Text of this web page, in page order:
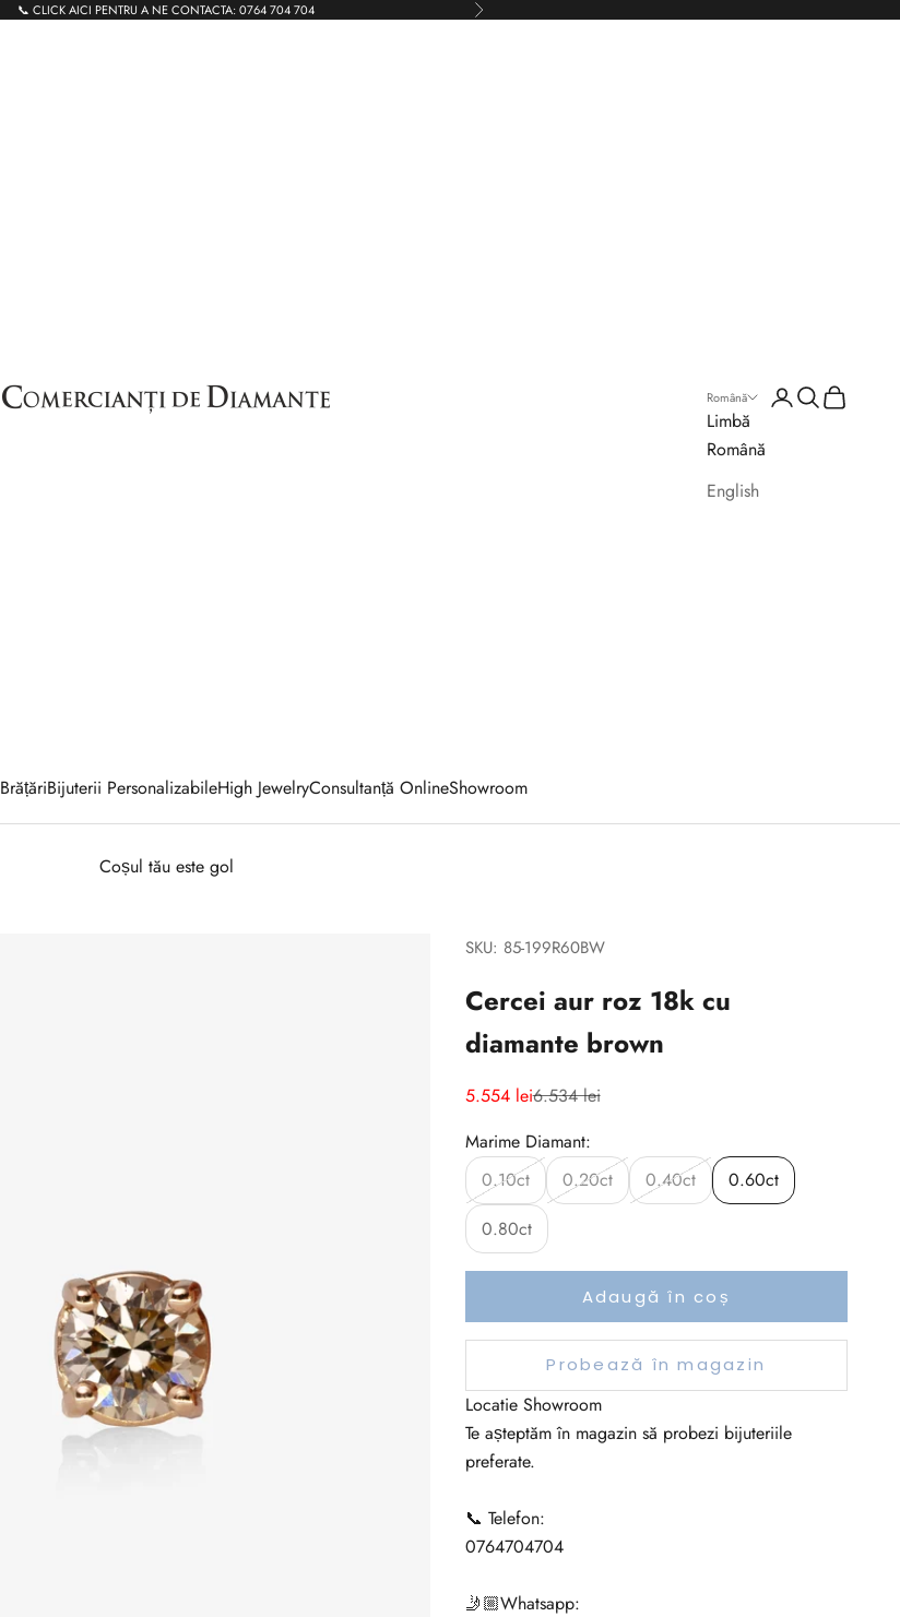
📞 CLICK AICI PENTRU A NE CONTACTA:0764 704 704 Înainte
Comercianti de Diamante
BrățăriBijuterii PersonalizabileHigh JewelryConsultanță OnlineShowroom
Română
Limbă
Română
English
Conectează-te
CautăCoș
Coșul tău este gol
SKU: 85-199R60BW
Cercei aur roz 18k cu
diamante brown
Preț redus
5.554 leiPreț normal
6.534 lei
Marime Diamant:
0.10ct
0.20ct 0.40ct
0.60ct
0.80ct
Adaugă în coș
Probează în magazin
Locatie Showroom
Te așteptăm în magazin să probezi bijuteriile
preferate.
📞 Telefon:
0764704704
🤳🏼Whatsapp: